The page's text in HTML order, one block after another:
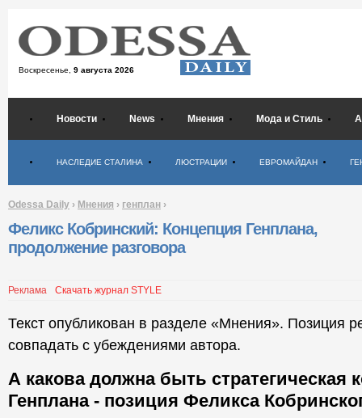
Воскресенье, 9 августа 2026
Новости News Мнения Мода и Стиль
НАСЛЕДИЕ СТАЛИНА ЛЮСТРАЦИИ ЕВРОМАЙДАН
Odessa Daily › Мнения › генплан ›
Феликс Кобринский: Концепция Генплана,
продолжение разговора
Реклама Скачать журнал STYLE
Текст опубликован в разделе «Мнения». Позиция
совпадать с убеждениями автора.
А какова должна быть стратегическая
Генплана - позиция Феликса